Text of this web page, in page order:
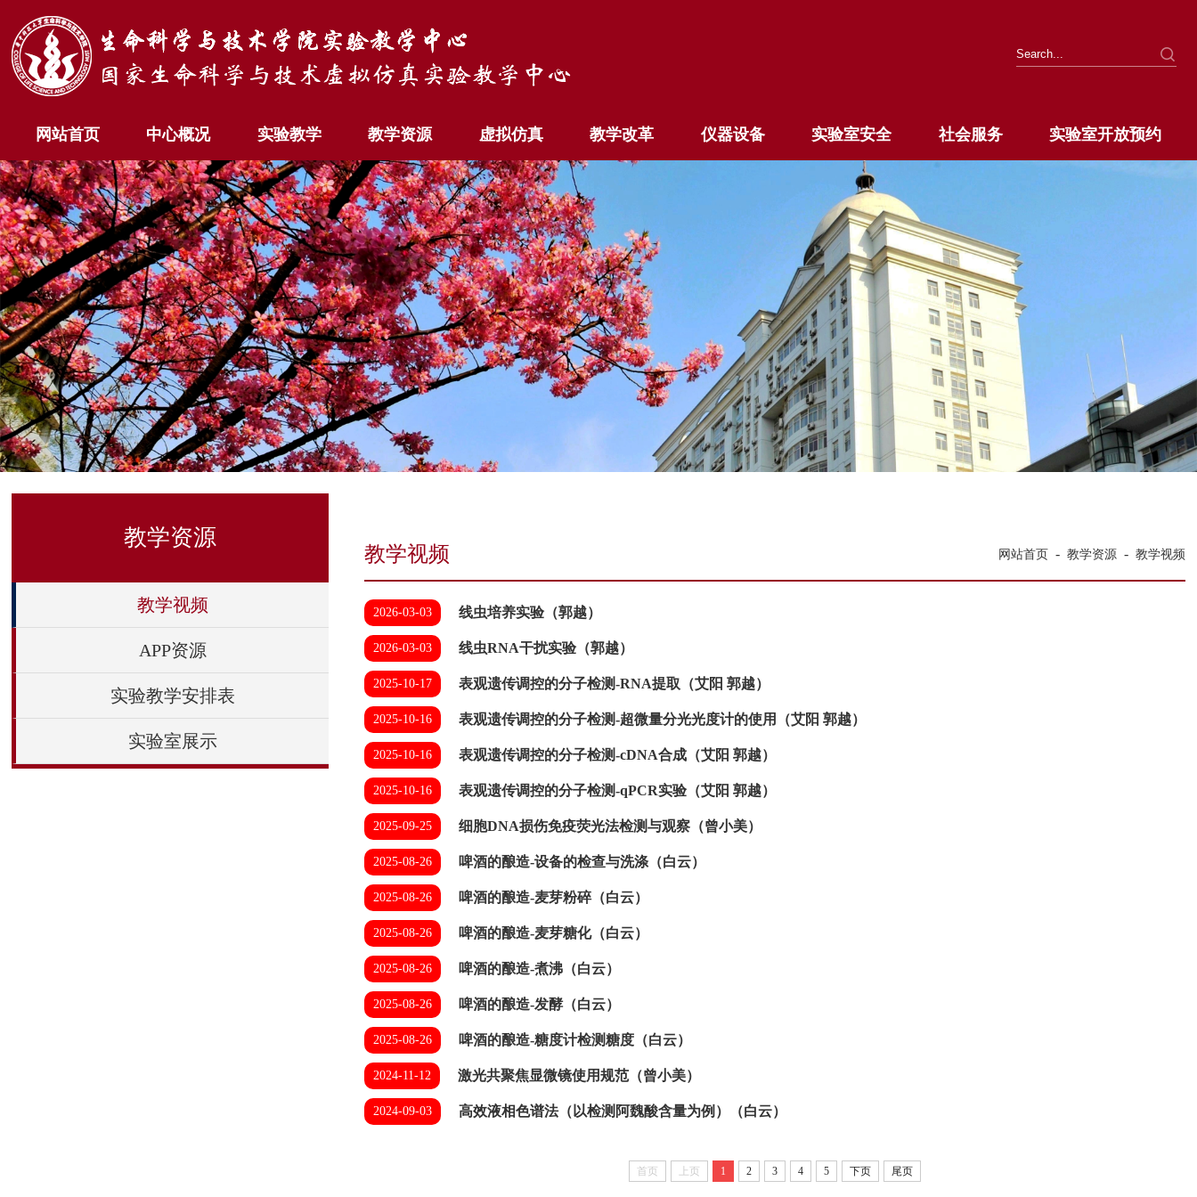
网站首页 中心概况 实验教学 教学资源 虚拟仿真 教学改革 仪器设备 实验室安全 社会服务 实验室开放预约
教学资源
教学视频
APP资源
实验教学安排表
实验室展示
教学视频 网站首页 - 教学资源 - 教学视频
2026-03-03 线虫培养实验（郭越）
2026-03-03 线虫RNA干扰实验（郭越）
2025-10-17 表观遗传调控的分子检测-RNA提取（艾阳 郭越）
2025-10-16 表观遗传调控的分子检测-超微量分光光度计的使用（艾阳 郭越）
2025-10-16 表观遗传调控的分子检测-cDNA合成（艾阳 郭越）
2025-10-16 表观遗传调控的分子检测-qPCR实验（艾阳 郭越）
2025-09-25 细胞DNA损伤免疫荧光法检测与观察（曾小美）
2025-08-26 啤酒的酿造-设备的检查与洗涤（白云）
2025-08-26 啤酒的酿造-麦芽粉碎（白云）
2025-08-26 啤酒的酿造-麦芽糖化（白云）
2025-08-26 啤酒的酿造-煮沸（白云）
2025-08-26 啤酒的酿造-发酵（白云）
2025-08-26 啤酒的酿造-糖度计检测糖度（白云）
2024-11-12 激光共聚焦显微镜使用规范（曾小美）
2024-09-03 高效液相色谱法（以检测阿魏酸含量为例）（白云）
首页 上页 1 2 3 4 5 下页 尾页